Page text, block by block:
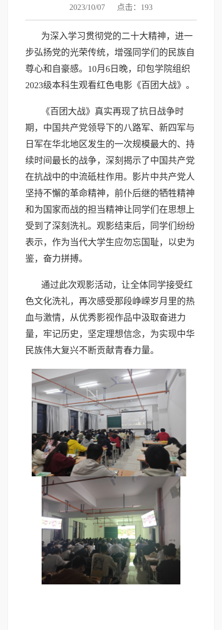
2023/10/07 点击： 193
为深入学习贯彻党的二十大精神，进一
步弘扬党的光荣传统，增强同学们的民族自
尊心和自豪感。10月6日晚，印包学院组织
2023级本科生观看红色电影《百团大战》。
《百团大战》真实再现了抗日战争时
期，中国共产党领导下的八路军、新四军与
日军在华北地区发生的一次规模最大的、持
续时间最长的战争，深刻揭示了中国共产党
在抗战中的中流砥柱作用。影片中共产党人
坚持不懈的革命精神，前仆后继的牺牲精神
和为国家而战的担当精神让同学们在思想上
受到了深刻洗礼。观影结束后，同学们纷纷
表示，作为当代大学生应勿忘国耻，以史为
鉴，奋力拼搏。
通过此次观影活动，让全体同学接受红
色文化洗礼，再次感受那段峥嵘岁月里的热
血与激情，从优秀影视作品中汲取奋进力
量，牢记历史，坚定理想信念，为实现中华
民族伟大复兴不断贡献青春力量。